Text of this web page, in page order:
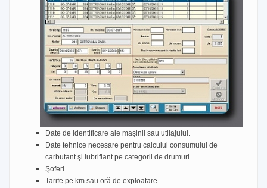
Date de identificare ale maşinii sau utilajului.
Date tehnice necesare pentru calculul consumului de
carbutant şi lubrifiant pe categorii de drumuri.
Şoferi.
Tarife pe km sau oră de exploatare.